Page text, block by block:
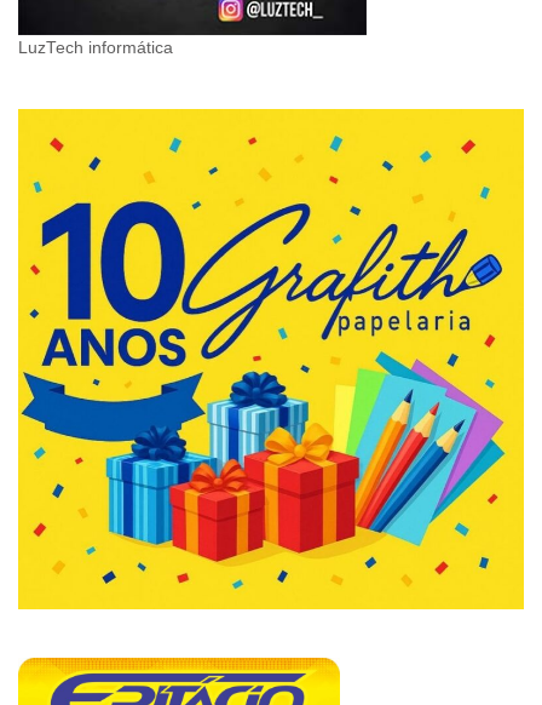
LuzTech informática